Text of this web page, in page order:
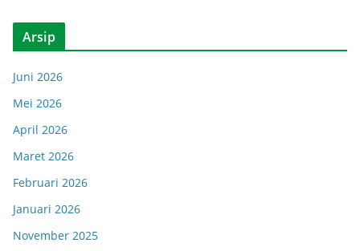
Arsip
Juni 2026
Mei 2026
April 2026
Maret 2026
Februari 2026
Januari 2026
November 2025